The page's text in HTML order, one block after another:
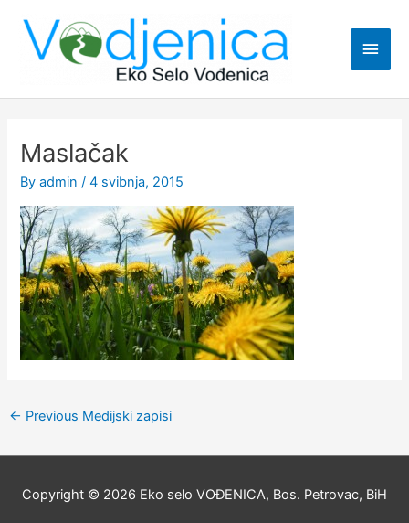
content
Main
Maslačak
Byadmin/4 svibnja, 2015
← Previous Medijski zapisi
Copyright © 2026 Eko selo VOĐENICA, Bos. Petrovac, BiH